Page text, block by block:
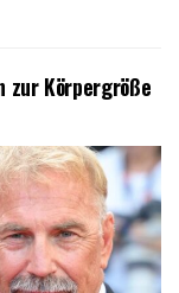
zur Körpergröße